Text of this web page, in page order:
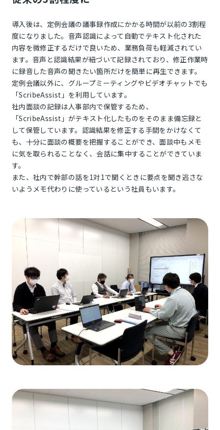
導入後は、定例会議の議事録作成にかかる時間が以前の3割程
度になりました。音声認識によって自動でテキスト化された
内容を微修正するだけで良いため、業務負荷も軽減されてい
ます。音声と認識結果が紐づいて記録されており、修正作業時
に録音した音声の聞きたい箇所だけを簡単に再生できます。
定例会議以外に、グループミーティングやビデオチャットでも
「ScribeAssist」を利用しています。
社内面談の記録は人事部内で保管するため、
「ScribeAssist」がテキスト化したものをそのまま備忘録と
して保管しています。認識結果を修正する手間をかけなくて
も、十分に面談の概要を把握することができ、面談中もメモ
に気を取られることなく、会話に集中することができていま
す。
また、社内で幹部の話を1対1で聞くときに要点を聞き逃さな
いようメモ代わりに使っているという社員もいます。